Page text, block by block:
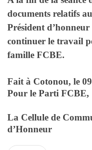
documents relatifs
Président
continuer le travail
famille FCBE.
Fait à Cotonou, le
Pour le Parti FCBE,
La Cellule de
d’Honneur